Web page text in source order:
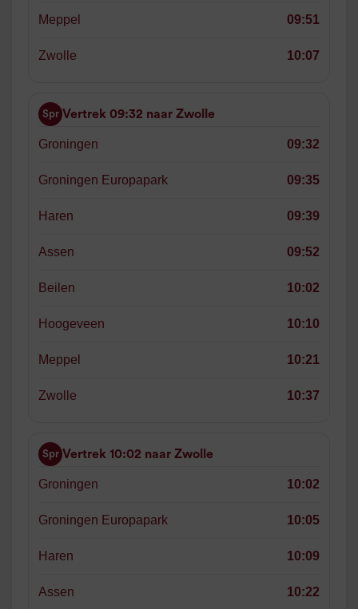
Meppel 09:51
Zwolle 10:07
Spr Vertrek 09:32 naar Zwolle
Groningen 09:32
Groningen Europapark 09:35
Haren 09:39
Assen 09:52
Beilen 10:02
Hoogeveen 10:10
Meppel 10:21
Zwolle 10:37
Spr Vertrek 10:02 naar Zwolle
Groningen 10:02
Groningen Europapark 10:05
Haren 10:09
Assen 10:22